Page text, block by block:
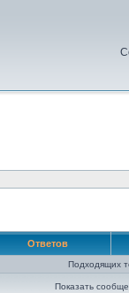
Ответов
Подходящих
Показать